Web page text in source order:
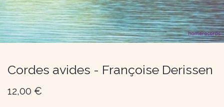
Cordes avides - Françoise Derissen
12,00 €